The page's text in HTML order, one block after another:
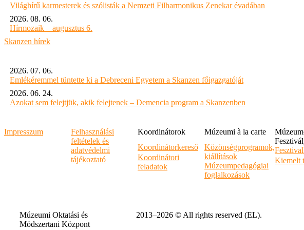
Világhírű karmesterek és szólisták a Nemzeti Filharmonikus Zenekar évadában
2026. 08. 06.
Hírmozaik – augusztus 6.
Skanzen hírek
2026. 07. 06.
Emlékéremmel tüntette ki a Debreceni Egyetem a Skanzen főigazgatóját
2026. 06. 24.
Azokat sem felejtjük, akik felejtenek – Demencia program a Skanzenben
Impresszum
Felhasználási
feltételek és
adatvédelmi
tájékoztató
Koordinátorok
Koordinátorkereső
Koordinátori
feladatok
Múzeumi à la carte
Közönségprogramok,
kiállítások
Múzeumpedagógiai
foglalkozások
Kiemelt
Múzeumi Oktatási és
Módszertani Központ
2013–2026 © All rights reserved (EL).